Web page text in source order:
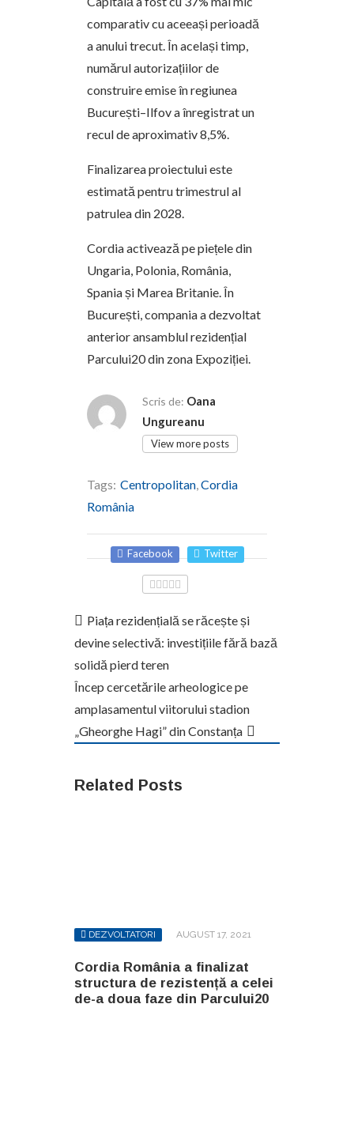
comparativ cu aceeași perioadă
a anului trecut. În același timp,
numărul autorizațiilor de
construire emise în regiunea
București–Ilfov a înregistrat un
recul de aproximativ 8,5%.
Finalizarea proiectului este
estimată pentru trimestrul al
patrulea din 2028.
Cordia activează pe piețele din
Ungaria, Polonia, România,
Spania și Marea Britanie. În
București, compania a dezvoltat
anterior ansamblul rezidențial
Parcului20 din zona Expoziției.
Scris de: Oana
Ungureanu
View more posts
Tags: Centropolitan Cordia
România
Facebook Twitter
Piața rezidențială se răcește și
devine selectivă: investițiile fără bază
solidă pierd teren
Încep cercetările arheologice pe
amplasamentul viitorului stadion
„Gheorghe Hagi” din Constanța
Related Posts
DEZVOLTATORI AUGUST 17, 2021
Cordia România a finalizat
structura de rezistență a celei
de-a doua faze din Parcului20